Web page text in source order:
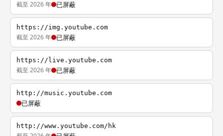
截至 2026 年 已屏蔽
https://img.youtube.com
截至 2026 年 已屏蔽
https://live.youtube.com
截至 2026 年 已屏蔽
http://music.youtube.com
已屏蔽
http://www.youtube.com/hk